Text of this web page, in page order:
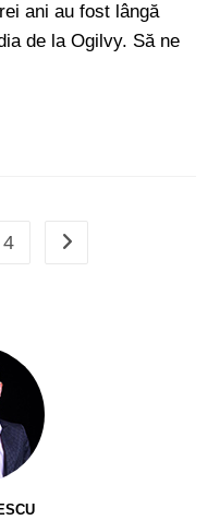
ani au fost lângă
de la Ogilvy. Să ne
4